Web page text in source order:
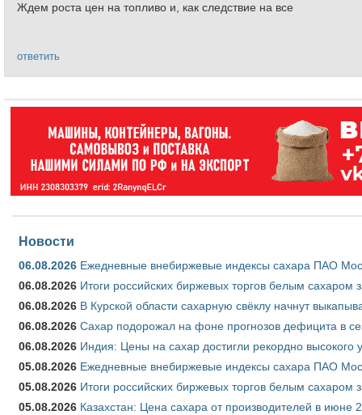
Ждем роста цен на топливо и, как следствие на все
ответить
Новости
06.08.2026 Ежедневные внебиржевые индексы сахара ПАО
06.08.2026 Итоги российских биржевых торгов белым сахаром
06.08.2026 В Курской области сахарную свёклу начнут
06.08.2026 Сахар подорожал на фоне прогнозов дефицита в
06.08.2026 Индия: Цены на сахар достигли рекордно высокого
05.08.2026 Ежедневные внебиржевые индексы сахара ПАО
05.08.2026 Итоги российских биржевых торгов белым сахаром
05.08.2026 Казахстан: Цена сахара от производителей в июне